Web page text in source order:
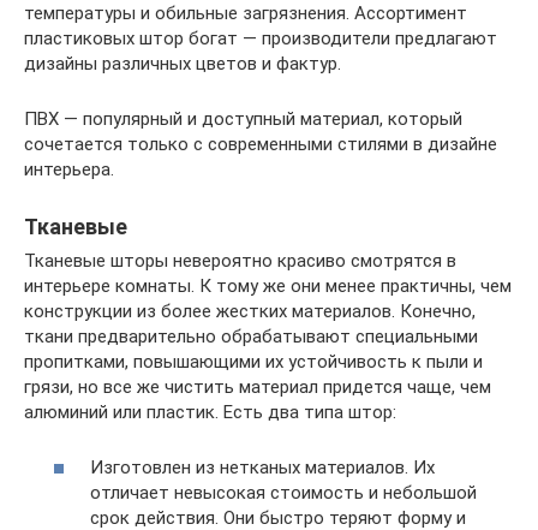
температуры и обильные загрязнения. Ассортимент
пластиковых штор богат — производители предлагают
дизайны различных цветов и фактур.
ПВХ — популярный и доступный материал, который
сочетается только с современными стилями в дизайне
интерьера.
Тканевые
Тканевые шторы невероятно красиво смотрятся в
интерьере комнаты. К тому же они менее практичны, чем
конструкции из более жестких материалов. Конечно,
ткани предварительно обрабатывают специальными
пропитками, повышающими их устойчивость к пыли и
грязи, но все же чистить материал придется чаще, чем
алюминий или пластик. Есть два типа штор:
Изготовлен из нетканых материалов. Их
отличает невысокая стоимость и небольшой
срок действия. Они быстро теряют форму и